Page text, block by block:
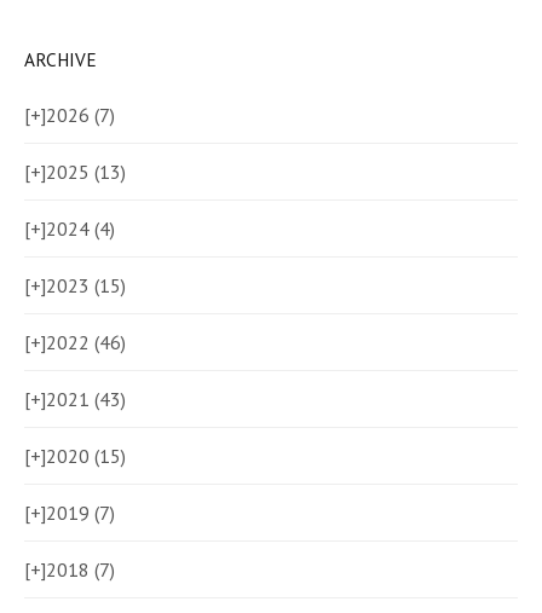
ARCHIVE
[+]2026 (7)
[+]2025 (13)
[+]2024 (4)
[+]2023 (15)
[+]2022 (46)
[+]2021 (43)
[+]2020 (15)
[+]2019 (7)
[+]2018 (7)